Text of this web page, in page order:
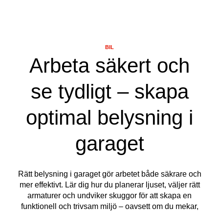
Arbeta säkert och
se tydligt – skapa
optimal belysning i
garaget
BIL
Rätt belysning i garaget gör arbetet både säkrare och
mer effektivt. Lär dig hur du planerar ljuset, väljer rätt
armaturer och undviker skuggor för att skapa en
funktionell och trivsam miljö – oavsett om du mekar,